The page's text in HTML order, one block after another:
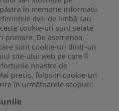
în memorie informații
dvs. de limbă sau
cookie-uri sunt setate
primare. De asemenea,
sunt cookie-uri dintr-un
site-ului web pe care îl
noastre de
precis, folosim cookie-uri
în următoarele scopuri: